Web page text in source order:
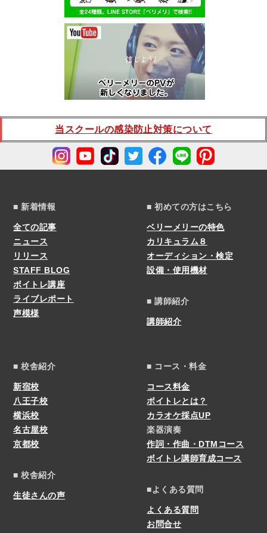
当スクールの感染防止対策について
■ 新着情報
全ての記事
ニュース
リリース
STAFF BLOG
ボイトレ講座
ライブレポート
声模様
■ 初めての方はこちら
ベリーメリーの特色
カリキュラム８
オーディション・検定
設備・使用機材
■ 講師紹介
講師紹介
■ 校舎紹介
新宿校
八王子校
横浜校
名古屋校
京都校
■ 校舎紹介
生徒さんの声
■ コース・料金
コース料金
ボイトレとは？
カラオケ採点UP
楽器演奏
作詞・作曲・DTMコース
ボイトレ講師育成コース
■よくある質問
よくある質問
お問合せ